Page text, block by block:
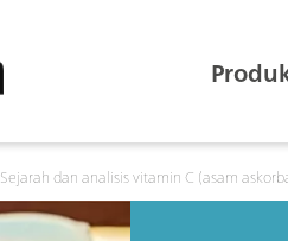
Sejarah dan analisis vitamin C (asam